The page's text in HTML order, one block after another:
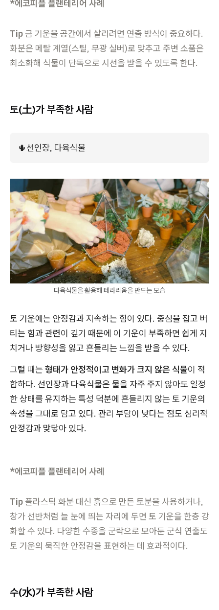
*에코피플 플랜테리어 사례
Tip금 기운을 공간에서 살리려면 연출 방식이 중요하다.
화분은 메탈 계열(스틸, 무광 실버)로 맞추고 주변 소품은
최소화해 식물이 단독으로 시선을 받을 수 있도록 한다.
토(土)가 부족한 사람
🌵선인장, 다육식물
다육식물을 활용해 테라리움을 만드는 모습
토 기운에는 안정감과 지속하는 힘이 있다. 중심을 잡고 버
티는 힘과 관련이 깊기 때문에 이 기운이 부족하면 쉽게 지
치거나 방향성을 잃고 흔들리는 느낌을 받을 수 있다.
그럴 때는 형태가 안정적이고 변화가 크지 않은 식물이 적
합하다. 선인장과 다육식물은 물을 자주 주지 않아도 일정
한 상태를 유지하는 특성 덕분에 흔들리지 않는 토 기운의
속성을 그대로 담고 있다. 관리 부담이 낮다는 점도 심리적
안정감과 맞닿아 있다.
*에코피플 플랜테리어 사례
Tip플라스틱 화분 대신 흙으로 만든 토분을 사용하거나,
창가 선반처럼 늘 눈에 띄는 자리에 두면 토 기운을 한층 강
화할 수 있다. 다양한 수종을 군락으로 모아둔 군식 연출도
토 기운의 묵직한 안정감을 표현하는 데 효과적이다.
수(水)가 부족한 사람